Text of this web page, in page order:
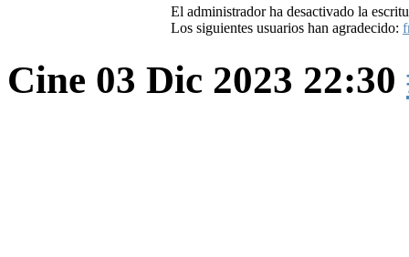
El administrador ha desactivado la
Los siguientes usuarios han agradecido:
Cine 03 Dic 2023 22:30